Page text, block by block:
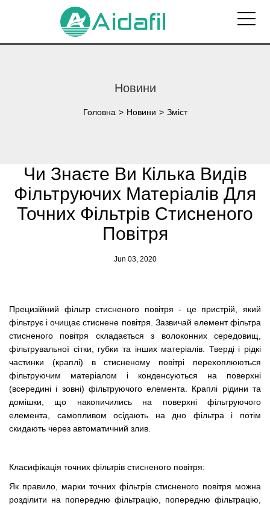
Новини
Головна > Новини > Зміст
Чи Знаєте Ви Кілька Видів
Фільтруючих Матеріалів Для
Точних Фільтрів Стисненого
Повітря
Jun 03, 2020
Прецизійний фільтр стисненого повітря - це пристрій, який
фільтрує і очищає стиснене повітря. Зазвичай елемент фільтра
стисненого повітря складається з волоконних середовищ,
фільтрувальної сітки, губки та інших матеріалів. Тверді і рідкі
частинки (краплі) в стисненому повітрі перехоплюються
фільтруючим матеріалом і конденсуються на поверхні
(всередині і зовні) фільтруючого елемента. Краплі рідини та
домішки, що накопичились на поверхні фільтруючого
елемента, самопливом осідають на дно фільтра і потім
скидають через автоматичний злив.
Класифікація точних фільтрів стисненого повітря:
Як правило, марки точних фільтрів стисненого повітря можна
розділити на попередню фільтрацію, попередню фільтрацію,